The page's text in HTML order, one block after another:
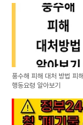
풍수해 피해 대처 방법 피
행동요령 알아보기